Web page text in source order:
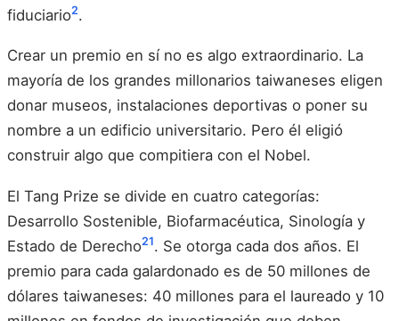
fiduciario2.
Crear un premio en sí no es algo extraordinario. La
mayoría de los grandes millonarios taiwaneses eligen
donar museos, instalaciones deportivas o poner su
nombre a un edificio universitario. Pero él eligió
construir algo que compitiera con el Nobel.
El Tang Prize se divide en cuatro categorías:
Desarrollo Sostenible, Biofarmacéutica, Sinología y
Estado de Derecho21. Se otorga cada dos años. El
premio para cada galardonado es de 50 millones de
dólares taiwaneses: 40 millones para el laureado y 10